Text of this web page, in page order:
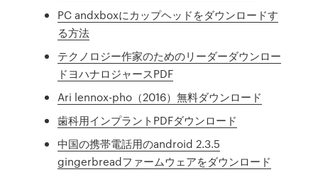
PC andxboxにカップヘッドをダウンロードす
る方法
テクノロジー作家のためのリーダーダウンロー
ドヨハナロジャースPDF
Ari lennox-pho（2016）無料ダウンロード
歯科用インプラントPDFダウンロード
中国の携帯電話用のandroid 2.3.5
gingerbreadファームウェアをダウンロード